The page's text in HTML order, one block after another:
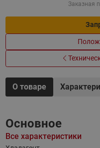
Заказная
О товаре
Основное
Все характеристики